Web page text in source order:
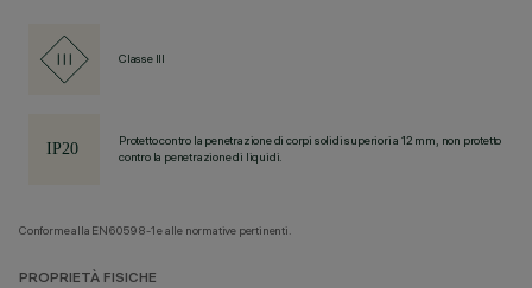
Classe III
Protetto contro la penetrazione di corpi solidi superiori a 12 mm, non protetto
contro la penetrazione di liquidi.
Conforme alla EN60598-1 e alle normative pertinenti.
PROPRIETÀ FISICHE